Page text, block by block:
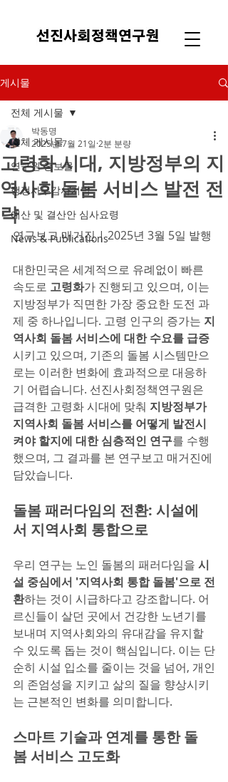
게시물
전체 게시물
연구원 홍보물
행정사무감사기법
예산 및 결산안 심사요령
News & Publications
전체 게시물
고령화 시대, 지방정부의 지
역사회 돌봄 서비스 발전 전
략
박동명
2025년 7월 21일 2분 분량
연구보고 매거진 | 2025년 3월 5일 발행
대한민국은 세계적으로 유례없이 빠른
속도로 고령화가 진행되고 있으며, 이는
지방정부가 직면한 가장 중요한 도전 과
제 중 하나입니다. 고령 인구의 증가는 지
역사회 돌봄 서비스에 대한 수요를 급증
시키고 있으며, 기존의 돌봄 시스템만으
로는 이러한 변화에 효과적으로 대응하
기 어렵습니다. 선진사회정책연구원은
급격한 고령화 시대에 맞춰 지방정부가
지역사회 돌봄 서비스를 어떻게 발전시
켜야 할지에 대한 심층적인 연구를 수행
했으며, 그 결과를 본 연구보고 매거진에
담았습니다.
돌봄 패러다임의 전환: 시설에
서 지역사회 통합으로
우리 연구는 노인 돌봄의 패러다임을 시
설 중심에서 '지역사회 통합 돌봄'으로 전
환하는 것이 시급하다고 강조합니다. 어
르신들이 살던 곳에서 건강한 노년기를
보내며 지역사회와의 유대감을 유지할
수 있도록 돕는 것이 핵심입니다. 이는 단
순히 시설 입소를 줄이는 것을 넘어, 개인
의 존엄성을 지키고 삶의 질을 향상시키
는 근본적인 변화를 의미합니다.
스마트 기술과 연계를 통한 돌
봄 서비스 고도화